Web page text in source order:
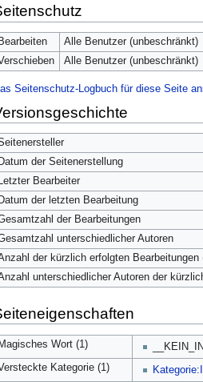
Bearbeiten
Alle Benutzer (unbeschränkt)
Alle Benutzer (unbeschränkt)
Seitenschutz-Logbuch für diese Seite
Datum der Seitenerstellung
Letzter Bearbeiter
Datum der letzten Bearbeitung
der Bearbeitungen
unterschiedlicher Autoren
der kürzlich erfolgten Bearbeitungen
unterschiedlicher Autoren der
Magisches Wort (1)
Kategorie (1)